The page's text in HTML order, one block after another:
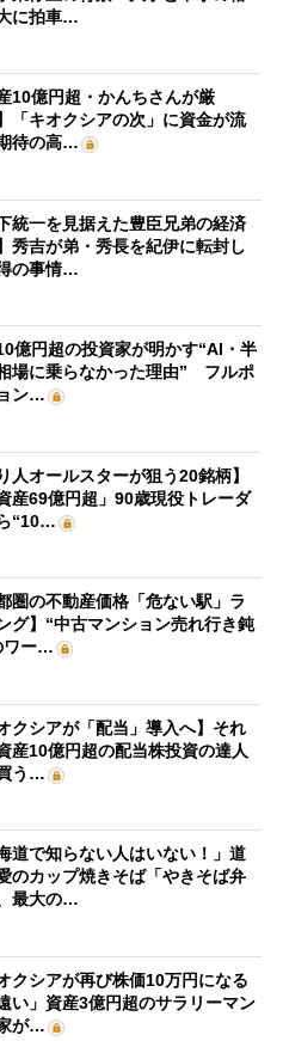
に拍車…
産10億円超・かんちさんが厳
「キオクシアの次」に資金が流
待の高…
下統一を見据えた豊臣兄弟の経済
秀吉が弟・秀長を紀伊に転封し
の事情…
億円超の投資家が明かす“AI・半
場に乗らなかった理由” フルポ
ン…
人オールスターが狙う20銘柄】
資産69億円超」90歳現役トレーダ
“10…
都圏の不動産価格「危ない駅」ラ
グ】“中古マンション売れ行き鈍
ワー…
オクシアが「配当」導入へ】それ
産10億円超の配当株投資の達人
う…
海道で知らない人はいない！」道
のカップ焼きそば「やきそば弁
最大の…
オクシアが再び株価10万円になる
い」資産3億円超のサラリーマン
が…